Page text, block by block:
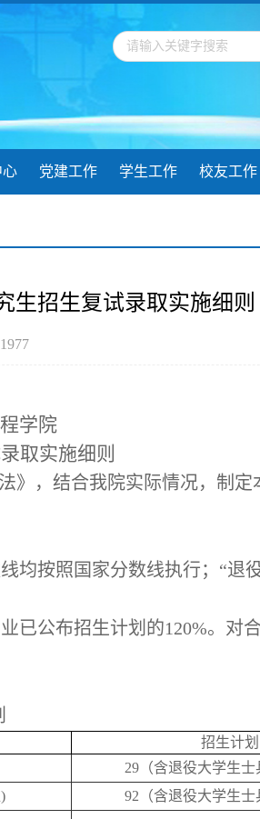
心 党建工作 学生工作 校友工作
生招生复试录取实施细则
1977
学院
取实施细则
》，结合我院实际情况，制定
均按照国家分数线执行；“退
已公布招生计划的120%。对
招生计划
29 （含退役大学生士
92 （含退役大学生士